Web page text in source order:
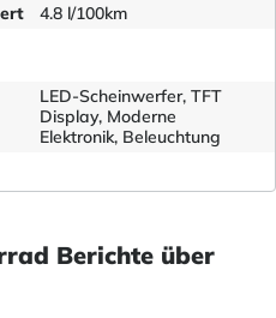
4.8 l/100km
LED-Scheinwerfer, TFT
Display, Moderne
Elektronik, Beleuchtung
Berichte über